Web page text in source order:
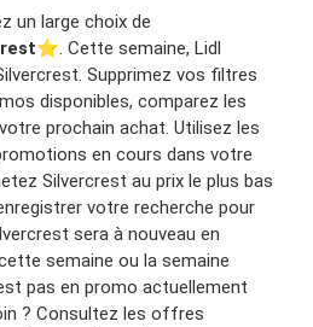
un large choix de
⭐️. Cette semaine, Lidl
Supprimez vos filtres
disponibles, comparez les
prochain achat. Utilisez les
en cours dans votre
Silvercrest au prix le plus bas
votre recherche pour
sera à nouveau en
semaine ou la semaine
pas en promo actuellement
? Consultez les offres